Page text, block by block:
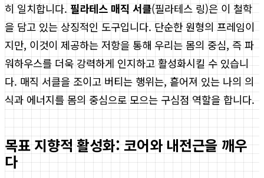
히 일치합니다. 필라테스 매직 서클(필라테스 링)은 이 철학
을 담고 있는 상징적인 도구입니다. 단순한 원형의 프레임이
지만, 이것이 제공하는 저항을 통해 우리는 몸의 중심, 즉 파
워하우스를 더욱 강력하게 인지하고 활성화시킬 수 있습니
다. 매직 서클을 조이고 버티는 행위는, 흩어져 있는 나의 의
식과 에너지를 몸의 중심으로 모으는 구심점 역할을 합니다.
목표 지향적 활성화: 코어와 내전근을 깨우
다